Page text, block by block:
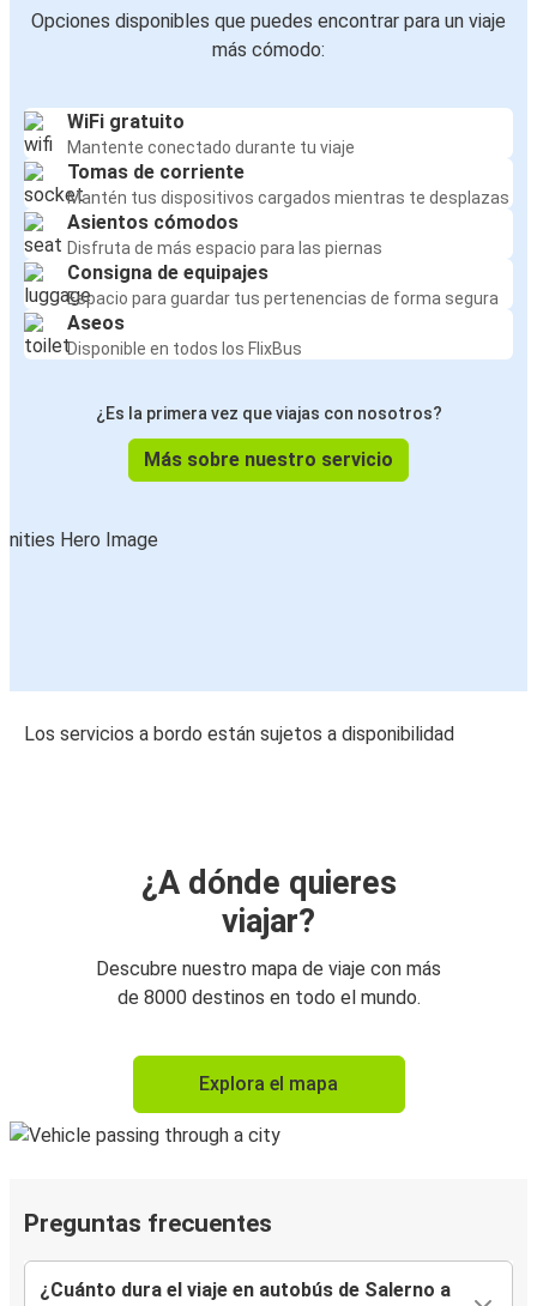
Opciones disponibles que puedes encontrar para un viaje
más cómodo:
WiFi gratuito
Mantente conectado durante tu viaje
Tomas de corriente
Mantén tus dispositivos cargados mientras te desplazas
Asientos cómodos
Disfruta de más espacio para las piernas
Consigna de equipajes
Espacio para guardar tus pertenencias de forma segura
Aseos
Disponible en todos los FlixBus
¿Es la primera vez que viajas con nosotros?
Más sobre nuestro servicio
Los servicios a bordo están sujetos a disponibilidad
¿A dónde quieres
viajar?
Descubre nuestro mapa de viaje con más
de 8000 destinos en todo el mundo.
Explora el mapa
Preguntas frecuentes
¿Cuánto dura el viaje en autobús de Salerno a